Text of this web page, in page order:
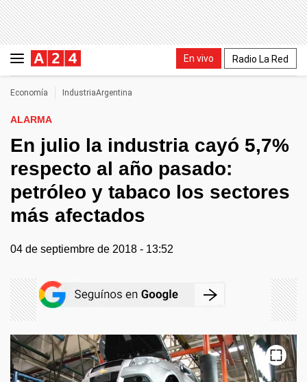
En vivo Radio La Red
Economía IndustriaArgentina
ALARMA
En julio la industria cayó 5,7%
respecto al año pasado:
petróleo y tabaco los sectores
más afectados
04 de septiembre de 2018 - 13:52